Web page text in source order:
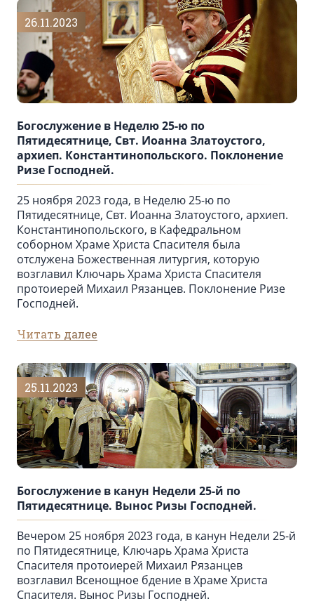
26.11.2023
Богослужение в Неделю 25-ю по
Пятидесятнице, Свт. Иоанна Златоустого,
архиеп. Константинопольского. Поклонение
Ризе Господней.
25 ноября 2023 года, в Неделю 25-ю по
Пятидесятнице, Свт. Иоанна Златоустого, архиеп.
Константинопольского, в Кафедральном
соборном Храме Христа Спасителя была
отслужена Божественная литургия, которую
возглавил Ключарь Храма Христа Спасителя
протоиерей Михаил Рязанцев. Поклонение Ризе
Господней.
Читать далее
25.11.2023
Богослужение в канун Недели 25-й по
Пятидесятнице. Вынос Ризы Господней.
Вечером 25 ноября 2023 года, в канун Недели 25-й
по Пятидесятнице, Ключарь Храма Христа
Спасителя протоиерей Михаил Рязанцев
возглавил Всенощное бдение в Храме Христа
Спасителя. Вынос Ризы Господней.